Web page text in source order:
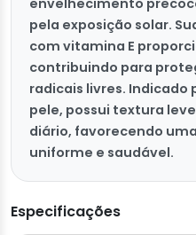
envelhecimento
pela exposição solar.
com vitamina E
contribuindo para
radicais livres. Indicado
pele, possui textura
diário, favorecendo
uniforme e saudável.
Especificações